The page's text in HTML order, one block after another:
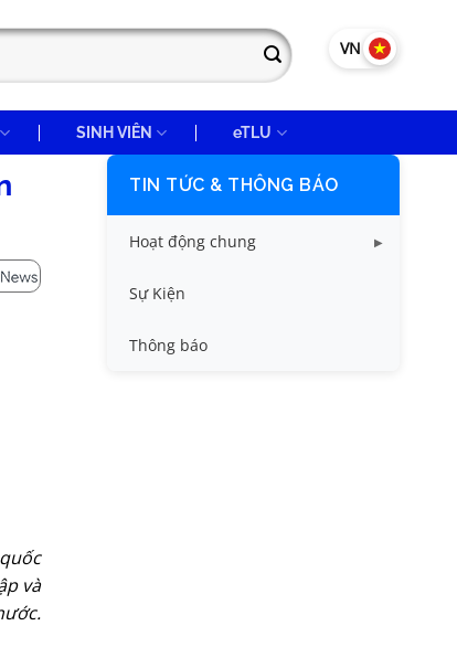
VN EN
SINH VIÊN eTLU
và
TIN TỨC & THÔNG BÁO
Hoạt động chung
Tin công tác sinh viên
Tin đào tạo
Sự Kiện
Thông báo